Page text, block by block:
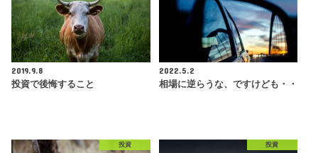
2019.9.8
投資で後悔すること
2022.5.2
相場に逆らうな、ですけども・・
投資 投資